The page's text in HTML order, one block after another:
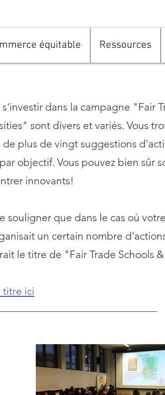
équitable Ressources
dans la campagne "Fair
sont divers et variés.Vous
de plus de vingt suggestions
par objectif.Vous pouvez bien sûr
innovants!
souligner que dans le cas où votre
un certain nombre
le titre de "Fair Trade Schools &
titre ici